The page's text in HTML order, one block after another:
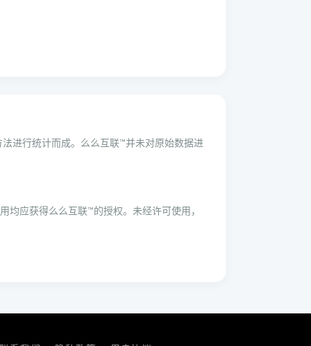
进行统计而成。么么互联™并未对原始数据进
应获得么么互联™的授权。未经许可使用，